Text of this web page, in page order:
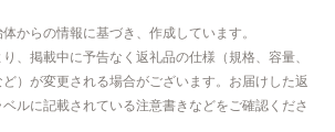
からの情報に基づき、作成しています。
、掲載中に予告なく返礼品の仕様（規格、容量、
）が変更される場合がございます。お届けした返
ルに記載されている注意書きなどをご確認くださ